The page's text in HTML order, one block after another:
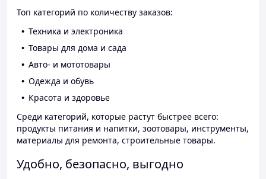
Топ категорий по количеству заказов:
Техника и электроника
Товары для дома и сада
Авто- и мототовары
Одежда и обувь
Красота и здоровье
Среди категорий, которые растут быстрее всего:
продукты питания и напитки, зоотовары, инструменты,
материалы для ремонта, строительные товары.
Удобно, безопасно, выгодно